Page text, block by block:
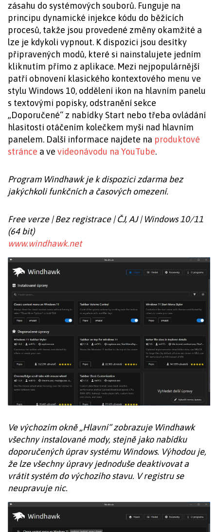
zásahu do systémových souborů. Funguje na
principu dynamické injekce kódu do běžících
procesů, takže jsou provedené změny okamžité a
lze je kdykoli vypnout. K dispozici jsou desítky
připravených modů, které si nainstalujete jedním
kliknutím přímo z aplikace. Mezi nejpopulárnější
patří obnovení klasického kontextového menu ve
stylu Windows 10, oddělení ikon na hlavním panelu
s textovými popisky, odstranění sekce
„Doporučené“ z nabídky Start nebo třeba ovládání
hlasitosti otáčením kolečkem myši nad hlavním
panelem. Další informace najdete na produktové
stránce a ve videonávodu na YouTube.
Program Windhawk je k dispozici zdarma bez
jakýchkoli funkčních a časových omezení.
Free verze | Bez registrace | ČJ, AJ | Windows 10/11
(64 bit)
www.windhawk.net
Ve výchozím okně „Hlavní“ zobrazuje Windhawk
všechny instalované mody, stejně jako nabídku
doporučených úprav systému Windows. Výhodou je,
že lze všechny úpravy jednoduše deaktivovat a
vrátit systém do výchozího stavu. V registru se
neupravuje nic.